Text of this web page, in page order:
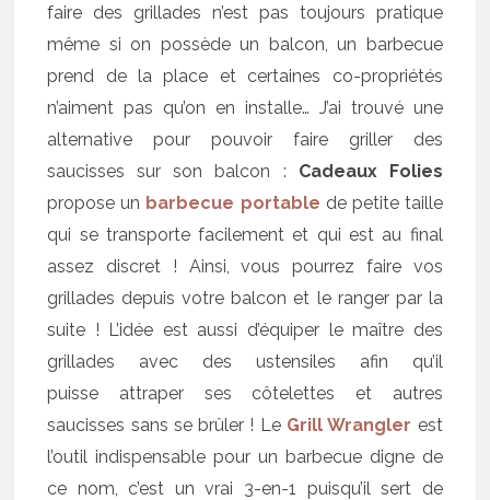
faire des grillades n’est pas toujours pratique
même si on possède un balcon, un barbecue
prend de la place et certaines co-propriétés
n’aiment pas qu’on en installe… J’ai trouvé une
alternative pour pouvoir faire griller des
saucisses sur son balcon : Cadeaux Folies
propose un barbecue portable de petite taille
qui se transporte facilement et qui est au final
assez discret ! Ainsi, vous pourrez faire vos
grillades depuis votre balcon et le ranger par la
suite ! L’idée est aussi d’équiper le maître des
grillades avec des ustensiles afin qu’il
puisse attraper ses côtelettes et autres
saucisses sans se brûler ! Le Grill Wrangler est
l’outil indispensable pour un barbecue digne de
ce nom, c’est un vrai 3-en-1 puisqu’il sert de